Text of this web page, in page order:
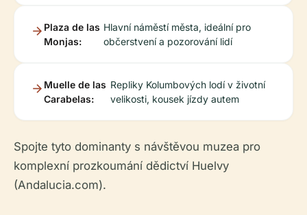
Plaza de las
Monjas:
Hlavní náměstí města, ideální pro
občerstvení a pozorování lidí
Muelle de las
Carabelas:
Repliky Kolumbových lodí v životní
velikosti, kousek jízdy autem
Spojte tyto dominanty s návštěvou muzea pro
komplexní prozkoumání dědictví Huelvy
(Andalucia.com).